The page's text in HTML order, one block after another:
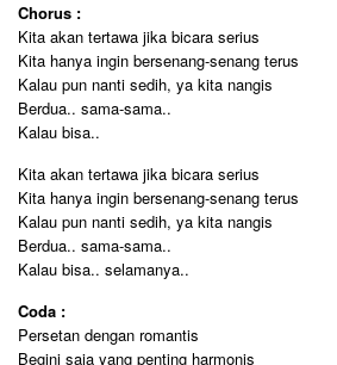
Chorus :
Kita akan tertawa jika bicara serius
Kita hanya ingin bersenang-senang terus
Kalau pun nanti sedih, ya kita nangis
Berdua.. sama-sama..
Kalau bisa..
Kita akan tertawa jika bicara serius
Kita hanya ingin bersenang-senang terus
Kalau pun nanti sedih, ya kita nangis
Berdua.. sama-sama..
Kalau bisa.. selamanya..
Coda :
Persetan dengan romantis
Begini saja yang penting harmonis